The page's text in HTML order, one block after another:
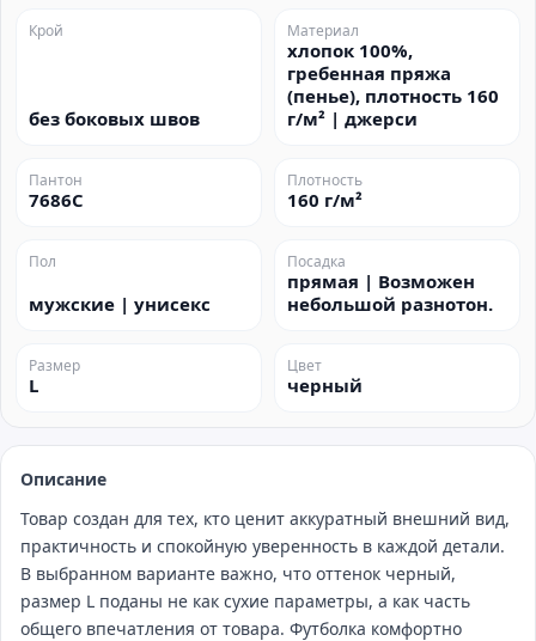
Крой
без боковых швов
Материал
хлопок 100%,
гребенная пряжа
(пенье), плотность 160
г/м² | джерси
Пантон
7686C
Плотность
160 г/м²
Пол
мужские | унисекс
Посадка
прямая | Возможен
небольшой разнотон.
Размер
L
Цвет
черный
Описание
Товар создан для тех, кто ценит аккуратный внешний вид,
практичность и спокойную уверенность в каждой детали.
В выбранном варианте важно, что оттенок черный,
размер L поданы не как сухие параметры, а как часть
общего впечатления от товара. Футболка комфортно